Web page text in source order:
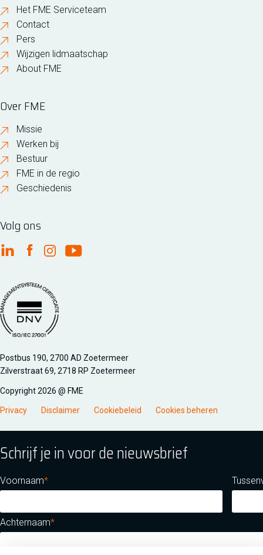
Het FME Serviceteam
Contact
Pers
Wijzigen lidmaatschap
About FME
Over FME
Missie
Werken bij
Bestuur
FME in de regio
Geschiedenis
Volg ons
FME Linkedin
FME Facebook
FME Instagram
FME Youtube
Managementsyteem certificatie DNV iso/iec 27001
Postbus 190, 2700 AD Zoetermeer
Zilverstraat 69, 2718 RP Zoetermeer
Copyright 2026 @ FME
Privacy Disclaimer Cookiebeleid Cookies beheren
Schrijf je in voor de nieuwsbrief
Voornaam
Achternaam